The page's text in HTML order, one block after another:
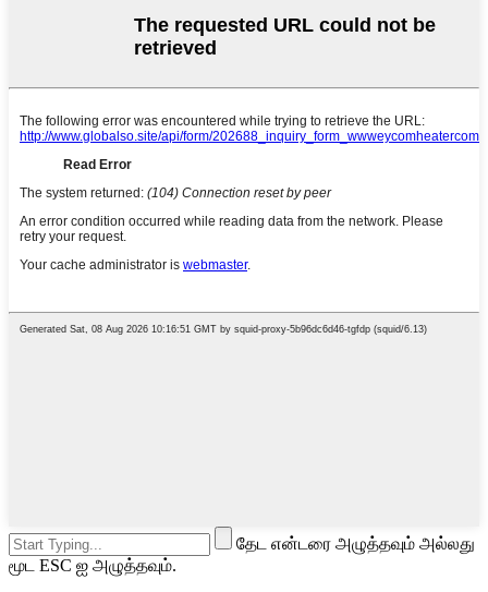
தேட என்டரை அழுத்தவும் அல்லது
மூட ESC ஐ அழுத்தவும்.